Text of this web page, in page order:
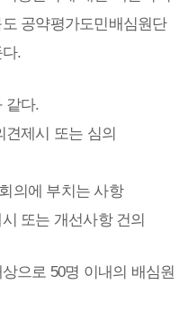
공약평가도민배심원단
.
같다.
제시 또는 심의
의에 부치는 사항
또는 개선사항 건의
으로 50명 이내의 배심원